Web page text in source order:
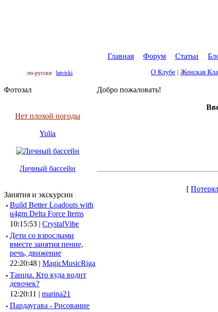
Главная Форум Статьи
по-русски latviski О Клубе Женская
Фотозал
Нет плохой погоды
Yulia
Личный бассейн
Занятия и экскурсии
· Build Better Loadouts with
u4gm Delta Force Items
10:15:53 | CrystalVibe
· Дети со взрослыми
вместе занятия пение,
речь, движение
22:20:48 | MagicMusicRiga
· Танцы. Кто куда водит
девочек?
12:20:11 | marina21
· Пардаугава - Рисование
Добро пожаловать!
[